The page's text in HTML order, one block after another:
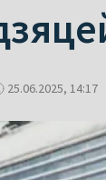
25.06.2025, 14:17